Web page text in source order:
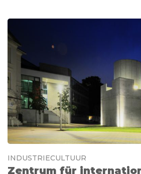
INDUSTRIECULTUUR
Zentrum für